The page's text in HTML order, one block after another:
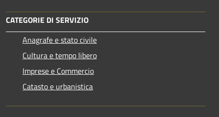
CATEGORIE DI SERVIZIO
Anagrafe e stato civile
Cultura e tempo libero
Imprese e Commercio
Catasto e urbanistica